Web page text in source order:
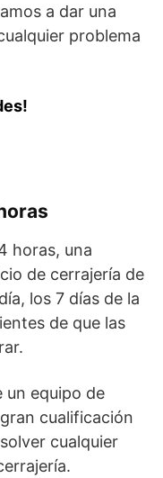
a dar una
problema
horas, una
de cerrajería de
los 7 días de la
de que las
un equipo de
cualificación
cualquier